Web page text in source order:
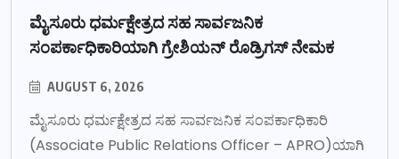
ಮೈಸೂರು ಧರ್ಮಕ್ಷೇತ್ರದ ಸಹ ಸಾರ್ವಜನಿಕ
ಸಂಪರ್ಕಾಧಿಕಾರಿಯಾಗಿ ಗ್ರೇಶಿಯನ್ ರೊಡ್ರಿಗಸ್ ನೇಮಕ
AUGUST 6, 2026
ಮೈಸೂರು ಧರ್ಮಕ್ಷೇತ್ರದ ಸಹ ಸಾರ್ವಜನಿಕ ಸಂಪರ್ಕಾಧಿಕಾರಿ
(Associate Public Relations Officer – APRO)ಯಾಗಿ